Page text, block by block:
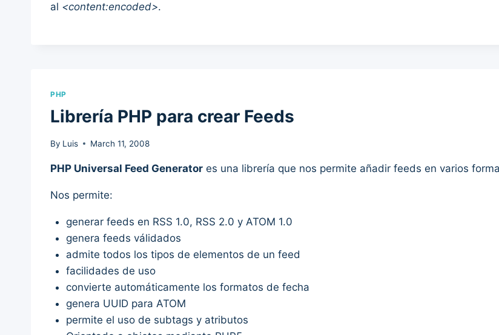
al <content:encoded>.
PHP
Librería PHP para crear Feeds
By Luis March 11, 2008
PHP Universal Feed Generator es una librería que nos permite añadir feeds en varios
Nos permite:
generar feeds en RSS 1.0, RSS 2.0 y ATOM 1.0
genera feeds válidados
admite todos los tipos de elementos de un feed
facilidades de uso
convierte automáticamente los formatos de fecha
genera UUID para ATOM
permite el uso de subtags y atributos